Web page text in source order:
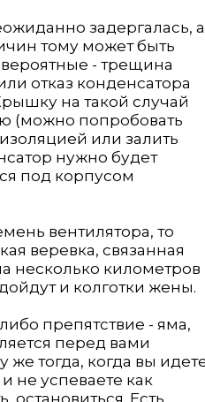
задергалась, а
тому может быть
- трещина
отказ конденсатора
на такой случай
(можно попробовать
или залить
нужно будет
под корпусом
вентилятора, то
веревка, связанная
несколько километров
и колготки жены.
препятствие - яма,
перед вами
же тогда, когда вы
не успеваете как
остановиться. Есть